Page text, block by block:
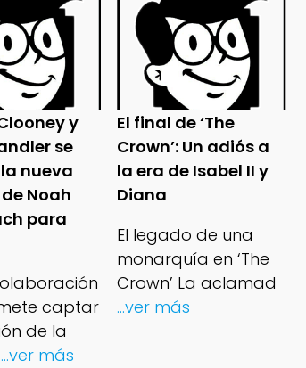
y
se
nueva
Noah
para
captar
de la
...ver más
El final de ‘The
Crown’: Un adiós a
la era de Isabel II y
Diana
El legado de una
monarquía en ‘The
Crown’ La aclamad
...ver más